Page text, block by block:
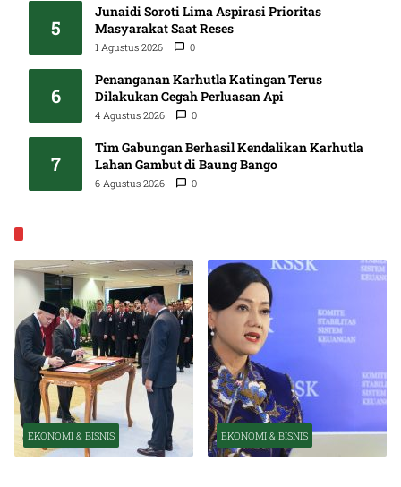
5
Junaidi Soroti Lima Aspirasi Prioritas
Masyarakat Saat Reses
1 Agustus 2026 0
6
Penanganan Karhutla Katingan Terus
Dilakukan Cegah Perluasan Api
4 Agustus 2026 0
7
Tim Gabungan Berhasil Kendalikan Karhutla
Lahan Gambut di Baung Bango
6 Agustus 2026 0
EKONOMI & BISNIS EKONOMI & BISNIS